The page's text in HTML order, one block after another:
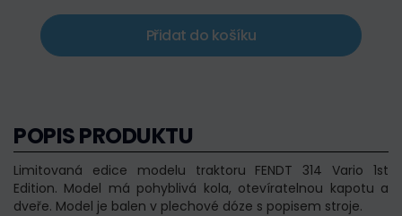
Přidat do košíku
POPIS PRODUKTU
Limitovaná edice modelu traktoru FENDT 314 Vario 1st
Edition. Model má pohyblivá kola, otevíratelnou kapotu a
dveře. Model je balen v plechové dóze s popisem stroje.